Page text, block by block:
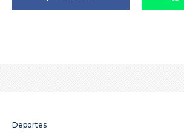
Deportes